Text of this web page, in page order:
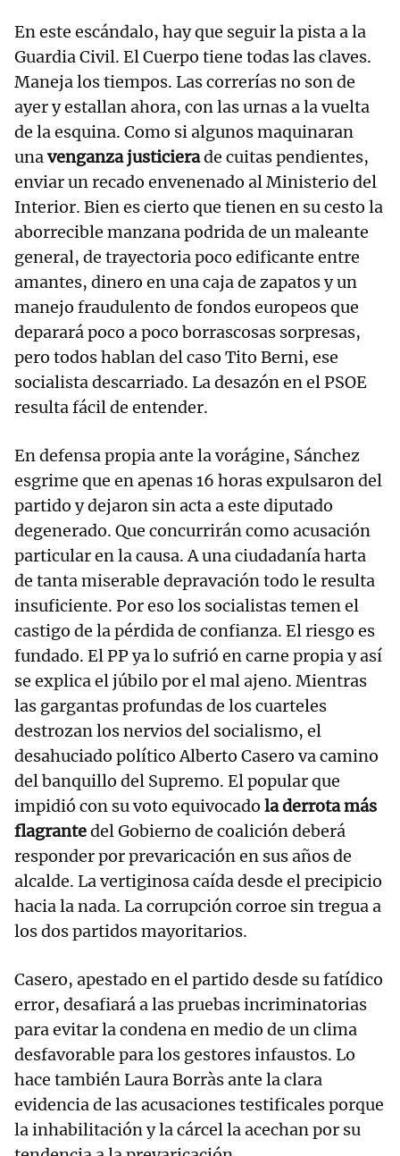
En este escándalo, hay que seguir la pista a la
Guardia Civil. El Cuerpo tiene todas las claves.
Maneja los tiempos. Las correrías no son de
ayer y estallan ahora, con las urnas a la vuelta
de la esquina. Como si algunos maquinaran
unavenganza justicierade cuitas pendientes,
enviar un recado envenenado al Ministerio del
Interior. Bien es cierto que tienen en su cesto la
aborrecible manzana podrida de un maleante
general, de trayectoria poco edificante entre
amantes, dinero en una caja de zapatos y un
manejo fraudulento de fondos europeos que
deparará poco a poco borrascosas sorpresas,
pero todos hablan del caso Tito Berni, ese
socialista descarriado. La desazón en el PSOE
resulta fácil de entender.
En defensa propia ante la vorágine, Sánchez
esgrime que en apenas 16 horas expulsaron del
partido y dejaron sin acta a este diputado
degenerado. Que concurrirán como acusación
particular en la causa. A una ciudadanía harta
de tanta miserable depravación todo le resulta
insuficiente. Por eso los socialistas temen el
castigo de la pérdida de confianza. El riesgo es
fundado. El PP ya lo sufrió en carne propia y así
se explica el júbilo por el mal ajeno. Mientras
las gargantas profundas de los cuarteles
destrozan los nervios del socialismo, el
desahuciado político Alberto Casero va camino
del banquillo del Supremo. El popular que
impidió con su voto equivocado la derrota más
flagrantedel Gobierno de coalición deberá
responder por prevaricación en sus años de
alcalde. La vertiginosa caída desde el precipicio
hacia la nada. La corrupción corroe sin tregua a
los dos partidos mayoritarios.
Casero, apestado en el partido desde su fatídico
error, desafiará a las pruebas incriminatorias
para evitar la condena en medio de un clima
desfavorable para los gestores infaustos. Lo
hace también Laura Borràs ante la clara
evidencia de las acusaciones testificales porque
la inhabilitación y la cárcel la acechan por su